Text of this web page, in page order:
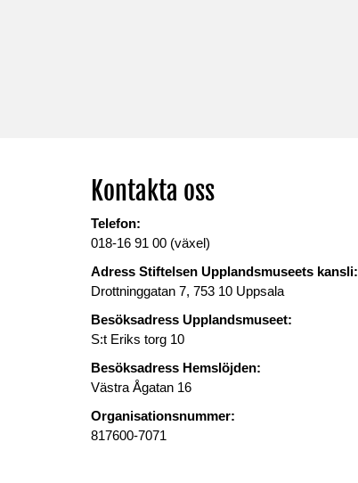
Kontakta oss
Telefon:
018-16 91 00 (växel)
Adress Stiftelsen Upplandsmuseets kansli:
Drottninggatan 7, 753 10 Uppsala
Besöksadress Upplandsmuseet:
S:t Eriks torg 10
Besöksadress Hemslöjden:
Västra Ågatan 16
Organisationsnummer:
817600-7071